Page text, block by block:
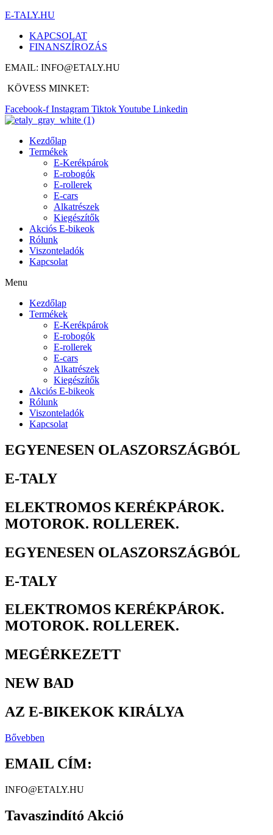
E-TALY.HU
KAPCSOLAT
FINANSZÍROZÁS
EMAIL: INFO@ETALY.HU
KÖVESS MINKET:
Facebook-f Instagram TiktokYoutube Linkedin
Kezdőlap
Termékek
E-Kerékpárok
E-robogók
E-rollerek
E-cars
Alkatrészek
Kiegészítők
Akciós E-bikeok
Rólunk
Viszonteladók
Kapcsolat
Menu
Kezdőlap
Termékek
E-Kerékpárok
E-robogók
E-rollerek
E-cars
Alkatrészek
Kiegészítők
Akciós E-bikeok
Rólunk
Viszonteladók
Kapcsolat
EGYENESEN OLASZORSZÁGBÓL
E-TALY
ELEKTROMOS KERÉKPÁROK.
MOTOROK. ROLLEREK.
EGYENESEN OLASZORSZÁGBÓL
E-TALY
ELEKTROMOS KERÉKPÁROK.
MOTOROK. ROLLEREK.
MEGÉRKEZETT
NEW BAD
AZ E-BIKEKOK KIRÁLYA
Bővebben
EMAIL CÍM:
INFO@ETALY.HU
Tavaszindító Akció